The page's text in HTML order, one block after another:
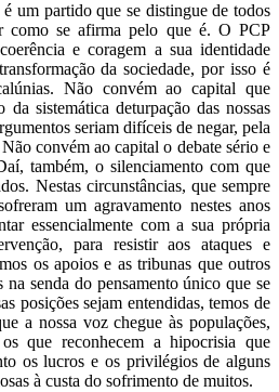
um partido que se distingue de todos
como se afirma pelo que é. O PCP
e coragem a sua identidade
da sociedade, por isso é
Não convém ao capital que
sistemática deturpação das nossas
seriam difíceis de negar, pela
convém ao capital o debate sério e
também, o silenciamento com que
Nestas circunstâncias, que sempre
um agravamento nestes anos
essencialmente com a sua própria
para resistir aos ataques e
os apoios e as tribunas que outros
senda do pensamento único que se
posições sejam entendidas, temos de
a nossa voz chegue às populações,
que reconhecem a hipocrisia que
os lucros e os privilégios de alguns
à custa do sofrimento de muitos.